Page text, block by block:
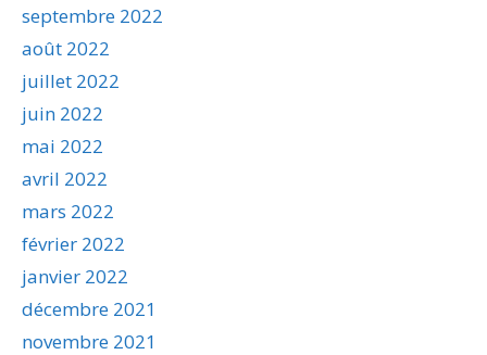
septembre 2022
août 2022
juillet 2022
juin 2022
mai 2022
avril 2022
mars 2022
février 2022
janvier 2022
décembre 2021
novembre 2021